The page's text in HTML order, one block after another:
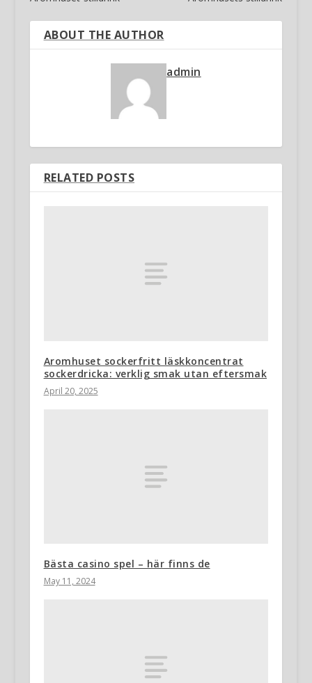
ABOUT THE AUTHOR
admin
RELATED POSTS
Aromhuset sockerfritt läskkoncentrat
sockerdricka: verklig smak utan eftersmak
April 20, 2025
Bästa casino spel – här finns de
May 11, 2024